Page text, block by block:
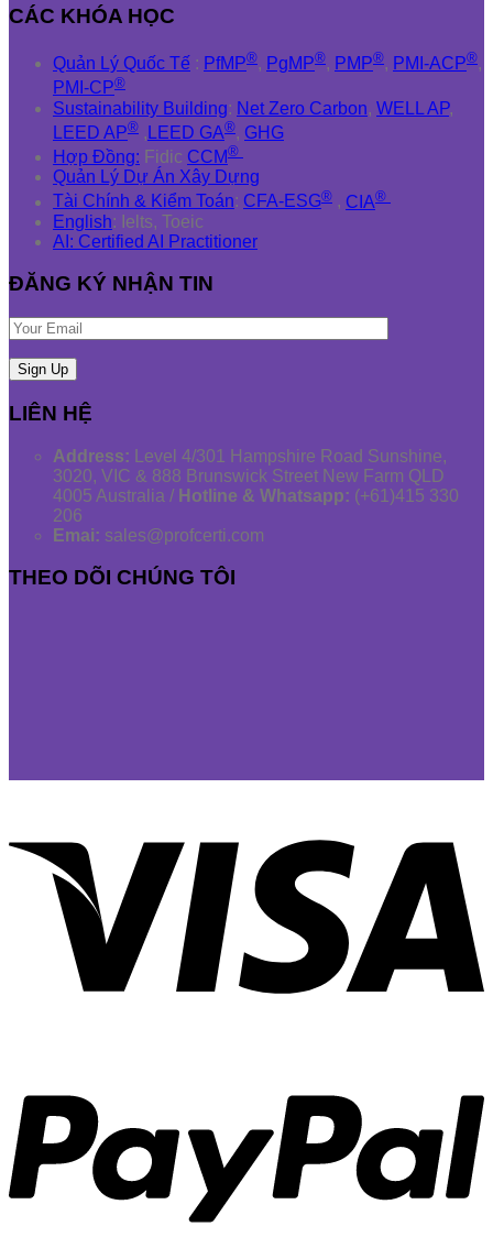
CÁC KHÓA HỌC
Quản Lý Quốc Tế : PfMP®, PgMP®, PMP®, PMI-ACP®,
PMI-CP®
Sustainability Building: Net Zero Carbon, WELL AP,
LEED AP® , LEED GA®, GHG
Hợp Đồng: Fidic CCM®
Quản Lý Dự Án Xây Dựng
Tài Chính & Kiểm Toán: CFA-ESG® , CIA®
English: Ielts, Toeic
AI: Certified AI Practitioner
ĐĂNG KÝ NHẬN TIN
LIÊN HỆ
Address: Level 4/301 Hampshire Road Sunshine,
3020, VIC & 888 Brunswick Street New Farm QLD
4005 Australia / Hotline & Whatsapp: (+61)415 330
206
Emai: sales@profcerti.com
THEO DÕI CHÚNG TÔI